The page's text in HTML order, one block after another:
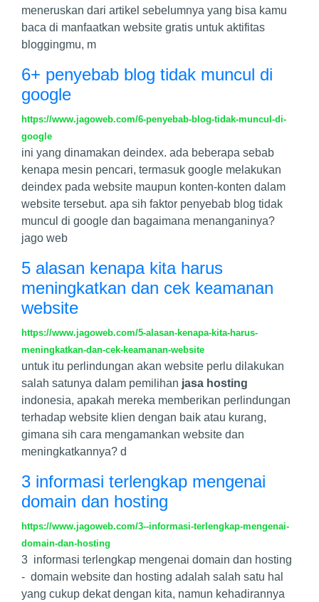
meneruskan dari artikel sebelumnya yang bisa kamu
baca di manfaatkan website gratis untuk aktifitas
bloggingmu, m
6+ penyebab blog tidak muncul di
google
https://www.jagoweb.com/6-penyebab-blog-tidak-muncul-di-
google
ini yang dinamakan deindex. ada beberapa sebab
kenapa mesin pencari, termasuk google melakukan
deindex pada website maupun konten-konten dalam
website tersebut. apa sih faktor penyebab blog tidak
muncul di google dan bagaimana menanganinya?
jago web
5 alasan kenapa kita harus
meningkatkan dan cek keamanan
website
https://www.jagoweb.com/5-alasan-kenapa-kita-harus-
meningkatkan-dan-cek-keamanan-website
untuk itu perlindungan akan website perlu dilakukan
salah satunya dalam pemilihan jasa hosting
indonesia, apakah mereka memberikan perlindungan
terhadap website klien dengan baik atau kurang,
gimana sih cara mengamankan website dan
meningkatkannya? d
3 informasi terlengkap mengenai
domain dan hosting
https://www.jagoweb.com/3--informasi-terlengkap-mengenai-
domain-dan-hosting
3 informasi terlengkap mengenai domain dan hosting
- domain website dan hosting adalah salah satu hal
yang cukup dekat dengan kita, namun kehadirannya